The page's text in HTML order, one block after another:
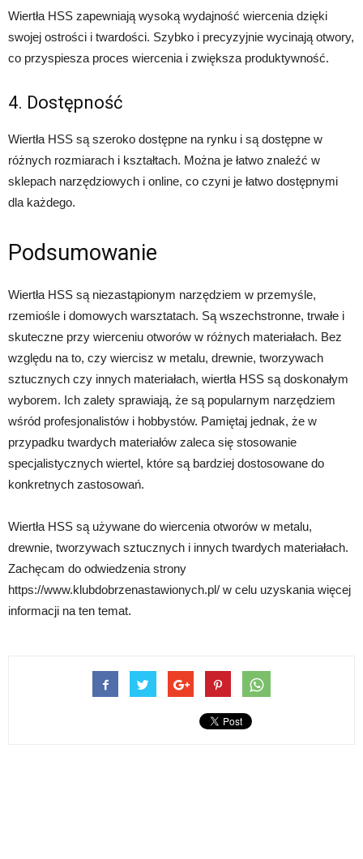
Wiertła HSS zapewniają wysoką wydajność wiercenia dzięki
swojej ostrości i twardości. Szybko i precyzyjnie wycinają otwory,
co przyspiesza proces wiercenia i zwiększa produktywność.
4. Dostępność
Wiertła HSS są szeroko dostępne na rynku i są dostępne w
różnych rozmiarach i kształtach. Można je łatwo znaleźć w
sklepach narzędziowych i online, co czyni je łatwo dostępnymi
dla każdego.
Podsumowanie
Wiertła HSS są niezastąpionym narzędziem w przemyśle,
rzemiośle i domowych warsztatach. Są wszechstronne, trwałe i
skuteczne przy wierceniu otworów w różnych materiałach. Bez
względu na to, czy wiercisz w metalu, drewnie, tworzywach
sztucznych czy innych materiałach, wiertła HSS są doskonałym
wyborem. Ich zalety sprawiają, że są popularnym narzędziem
wśród profesjonalistów i hobbystów. Pamiętaj jednak, że w
przypadku twardych materiałów zaleca się stosowanie
specjalistycznych wiertel, które są bardziej dostosowane do
konkretnych zastosowań.
Wiertła HSS są używane do wiercenia otworów w metalu,
drewnie, tworzywach sztucznych i innych twardych materiałach.
Zachęcam do odwiedzenia strony
https://www.klubdobrzenastawionych.pl/ w celu uzyskania więcej
informacji na ten temat.